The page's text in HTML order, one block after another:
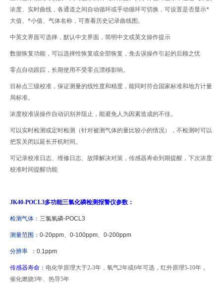
浓度、实时曲线，各通道之间自动循环或手动循环可切换，可设置是否显示*
大值、*小值、气体名称，可查看历史记录曲线图。
中英文界面可选择，默认中文界面，简明中文或英文操作提示
数据恢复功能，可以选择性恢复或全部恢复，免去误操作引起的后顾之忧
零点自动跟踪，长期使用不受零点漂移影响。
目标点三级校准，保证测量的线性度和精度，能同时符合国家标准和地方计量
局标准。
浓度校准误操作自动识别并阻止，能避免人为因素造成的不佳。
可以实时检测或定时检测（针对被测气体的量比较小的情况），不检测时可以
把泵关闭以延长开机时间。
可记录校准日志、维修日志、故障解决对策，传感器寿命到期提醒，下次浓度
校准时间提醒功能
JK40-POCL3多功能三氯化磷检测报警仪参数：
检测气体： 三氯氧磷-POCL3
测量范围： 0-20ppm 0-100ppm 0-200ppm
分辨率 ： 0.1ppm
传感器寿命： 电化学原理大于2-3年，氧气2年或6年可选，红外原理5-10年，
催化燃烧3年、热导5年